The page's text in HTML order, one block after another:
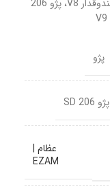
پژو 206
پژو
پژو 206 SD
عظام |
EZAM